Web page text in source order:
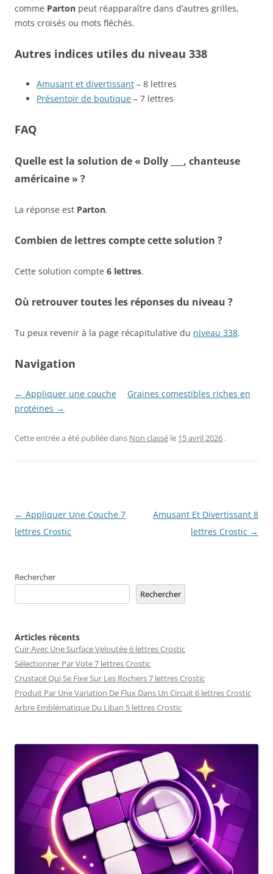
comme Parton peut réapparaître dans d’autres grilles,
mots croisés ou mots fléchés.
Autres indices utiles du niveau 338
Amusant et divertissant – 8 lettres
Présentoir de boutique – 7 lettres
FAQ
Quelle est la solution de « Dolly ___, chanteuse
américaine » ?
La réponse est Parton.
Combien de lettres compte cette solution ?
Cette solution compte 6 lettres.
Où retrouver toutes les réponses du niveau ?
Tu peux revenir à la page récapitulative du niveau 338.
Navigation
← Appliquer une couche
Graines comestibles riches en
protéines →
Cette entrée a été publiée dans Non classé le 15 avril 2026 .
Navigation
des
← Appliquer Une Couche 7
lettres Crostic
Amusant Et Divertissant 8
lettres Crostic →
Rechercher
Rechercher
Articles récents
Cuir Avec Une Surface Veloutée 6 lettres Crostic
Sélectionner Par Vote 7 lettres Crostic
Crustacé Qui Se Fixe Sur Les Rochers 7 lettres Crostic
Produit Par Une Variation De Flux Dans Un Circuit 6 lettres Crostic
Arbre Emblématique Du Liban 5 lettres Crostic